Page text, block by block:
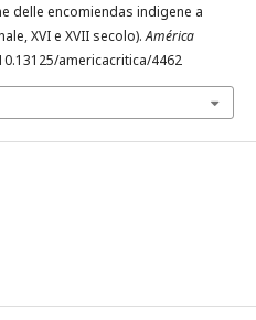
delle encomiendas indigene a
XVI e XVII secolo).América
americacritica/4462